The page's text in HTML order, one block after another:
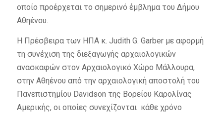
οποίο προέρχεται το σημερινό έμβλημα του Δήμου
Αθηένου.
Η Πρέσβειρα των ΗΠΑ κ. Judith G. Garber με αφορμή
τη συνέχιση της διεξαγωγής αρχαιολογικών
ανασκαφών στον Αρχαιολογικό Χώρο Μάλλουρα,
στην Αθηένου από την αρχαιολογική αποστολή του
Πανεπιστημίου Davidson της Βορείου Καρολίνας
Αμερικής, οι οποίες συνεχίζονται κάθε χρόνο